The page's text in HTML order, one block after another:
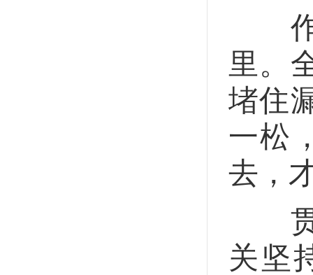
作
里。
堵住
一松
去，
贯
关坚